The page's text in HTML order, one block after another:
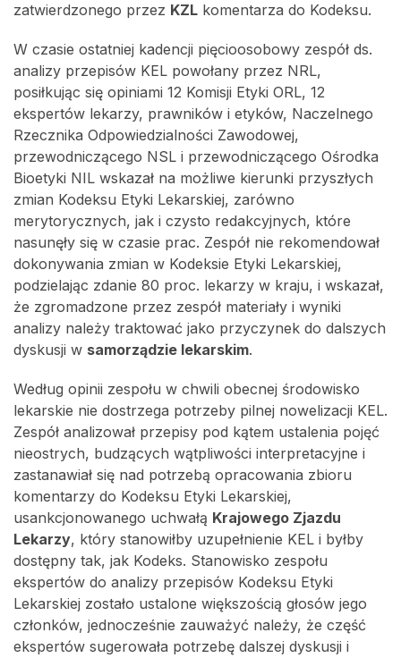
zatwierdzonego przez KZL komentarza do Kodeksu.
W czasie ostatniej kadencji pięcioosobowy zespół ds.
analizy przepisów KEL powołany przez NRL,
posiłkując się opiniami 12 Komisji Etyki ORL, 12
ekspertów lekarzy, prawników i etyków, Naczelnego
Rzecznika Odpowiedzialności Zawodowej,
przewodniczącego NSL i przewodniczącego Ośrodka
Bioetyki NIL wskazał na możliwe kierunki przyszłych
zmian Kodeksu Etyki Lekarskiej, zarówno
merytorycznych, jak i czysto redakcyjnych, które
nasunęły się w czasie prac. Zespół nie rekomendował
dokonywania zmian w Kodeksie Etyki Lekarskiej,
podzielając zdanie 80 proc. lekarzy w kraju, i wskazał,
że zgromadzone przez zespół materiały i wyniki
analizy należy traktować jako przyczynek do dalszych
dyskusji w samorządzie lekarskim.
Według opinii zespołu w chwili obecnej środowisko
lekarskie nie dostrzega potrzeby pilnej nowelizacji KEL.
Zespół analizował przepisy pod kątem ustalenia pojęć
nieostrych, budzących wątpliwości interpretacyjne i
zastanawiał się nad potrzebą opracowania zbioru
komentarzy do Kodeksu Etyki Lekarskiej,
usankcjonowanego uchwałą Krajowego Zjazdu
Lekarzy, który stanowiłby uzupełnienie KEL i byłby
dostępny tak, jak Kodeks. Stanowisko zespołu
ekspertów do analizy przepisów Kodeksu Etyki
Lekarskiej zostało ustalone większością głosów jego
członków, jednocześnie zauważyć należy, że część
ekspertów sugerowała potrzebę dalszej dyskusji i